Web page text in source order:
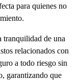
para quienes no
tranquilidad de una
relacionados con
a todo riesgo sin
garantizando que